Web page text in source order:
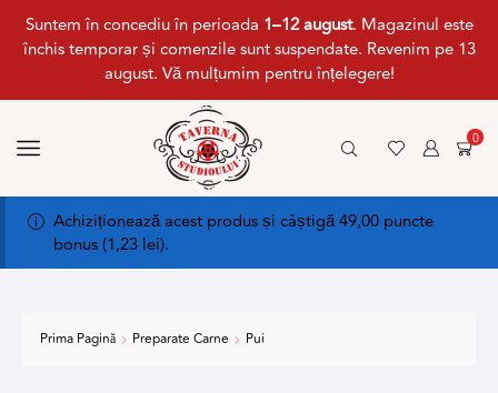
Suntem în concediu în perioada 1–12 august. Magazinul este
închis temporar și comenzile sunt suspendate. Revenim pe 13
august. Vă mulțumim pentru înțelegere!
0
Achiziționează acest produs și câștigă 49,00 puncte
bonus (1,23 lei).
Prima Pagină Preparate Carne Pui